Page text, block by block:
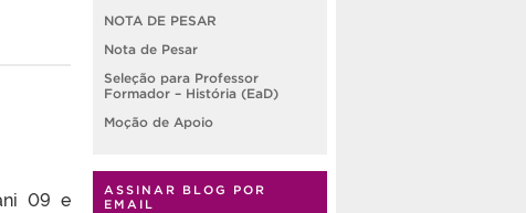
09 e
NOTA DE PESAR
Nota de Pesar
Seleção para Professor
Formador – História (EaD)
Moção de Apoio
ASSINAR BLOG POR
EMAIL